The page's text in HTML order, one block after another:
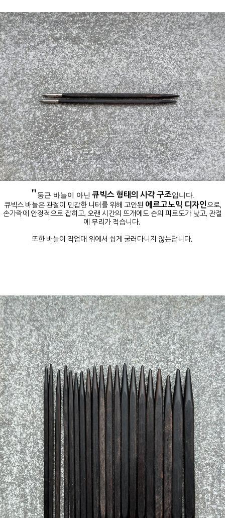
" 둥근 바늘이 아닌 큐빅스 형태의 사각 구조입니다.
큐빅스 바늘은 관절이 민감한 니터를 위해 고안된 에르고노믹 디자인으로,
손가락에 안정적으로 잡히고, 오랜 시간의 뜨개에도 손의 피로도가 낮고, 관절
에 무리가 적습니다.
또한 바늘이 작업대 위에서 쉽게 굴러다니지 않는답니다.